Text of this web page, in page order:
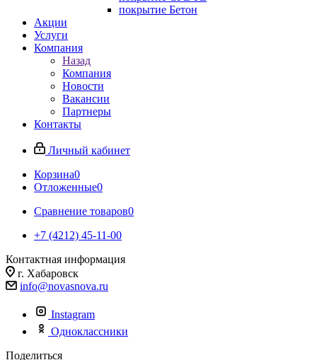
покрытие Бетон
Акции
Услуги
Компания
Назад
Компания
Новости
Вакансии
Партнеры
Контакты
Личный кабинет
Корзина0
Отложенные0
Сравнение товаров0
+7 (4212) 45-11-00
Контактная информация
г. Хабаровск
info@novasnova.ru
Instagram
Одноклассники
Поделиться